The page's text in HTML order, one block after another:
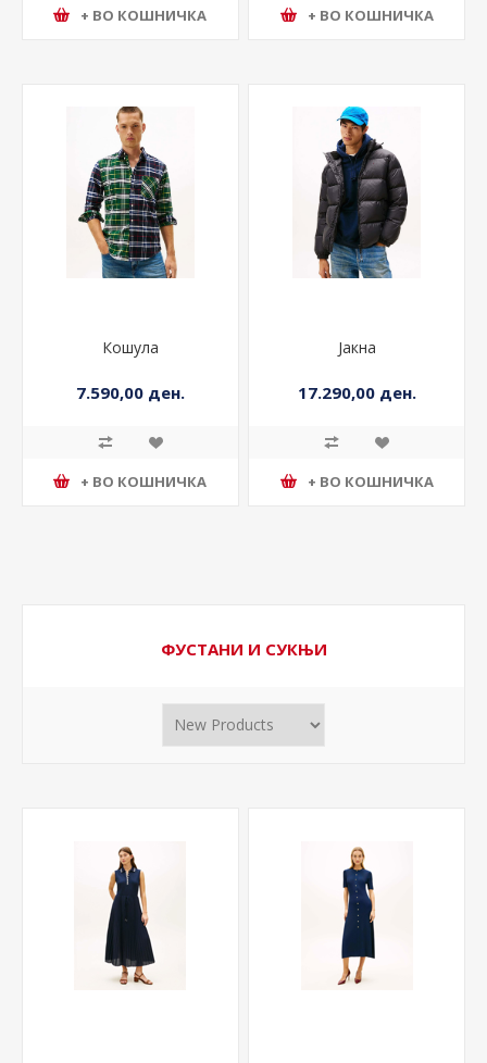
+ ВО КОШНИЧКА + ВО КОШНИЧКА
Кошула
7.590,00 ден.
+ ВО КОШНИЧКА
Јакна
17.290,00 ден.
+ ВО КОШНИЧКА
ФУСТАНИ И СУКЊИ